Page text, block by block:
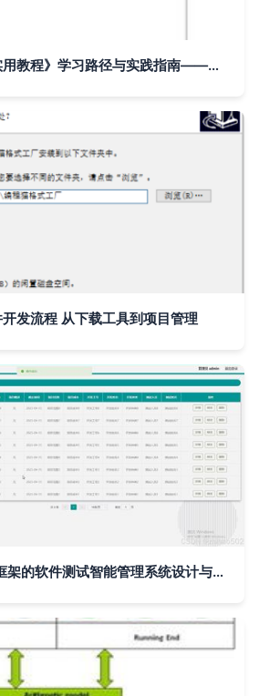
《嵌入式软件开发实用教程》学习路径与实践指南——基于高等院校计算机系列教材的深度解读
发流程 从下载工具到项目管理
基于Python Flask框架的软件测试智能管理系统设计与实现